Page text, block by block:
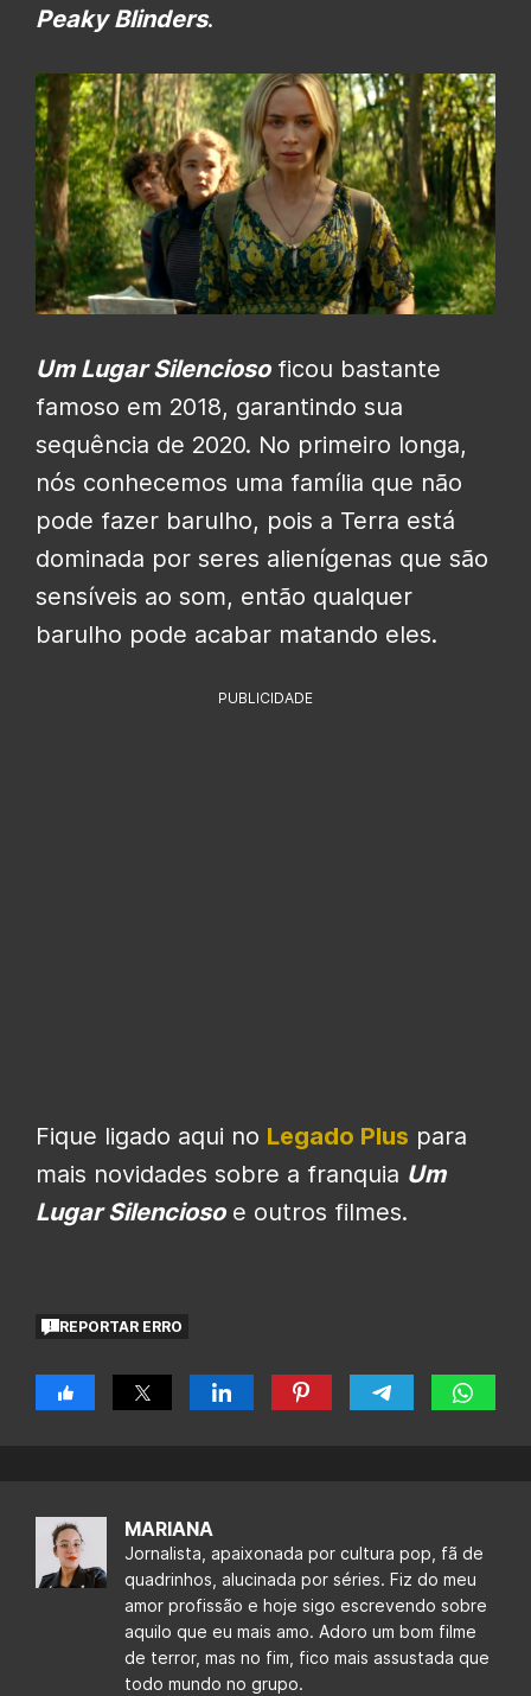
Peaky Blinders.
Um Lugar Silenciosoficou bastante
famoso em 2018, garantindo sua
sequência de 2020. No primeiro longa,
nós conhecemos uma família que não
pode fazer barulho, pois a Terra está
dominada por seres alienígenas que são
sensíveis ao som, então qualquer
barulho pode acabar matando eles.
PUBLICIDADE
Fique ligado aqui no Legado Plus para
mais novidades sobre a franquia Um
Lugar Silenciosoe outros filmes.
REPORTAR ERRO
MARIANA
Jornalista, apaixonada por cultura pop, fã de
quadrinhos, alucinada por séries. Fiz do meu
amor profissão e hoje sigo escrevendo sobre
aquilo que eu mais amo. Adoro um bom filme
de terror, mas no fim, fico mais assustada que
todo mundo no grupo.